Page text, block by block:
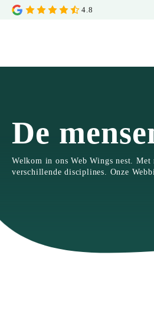
4.8
De
Welkom in ons Web Wings nest.
verschillende disciplines. Onze